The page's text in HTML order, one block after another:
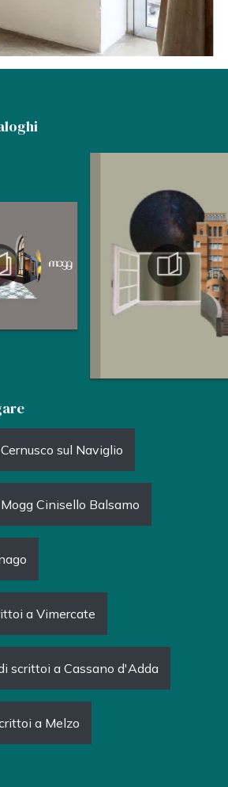
sul Naviglio
Cinisello Balsamo
a Vimercate
scrittoi a Cassano d'Adda
a Melzo